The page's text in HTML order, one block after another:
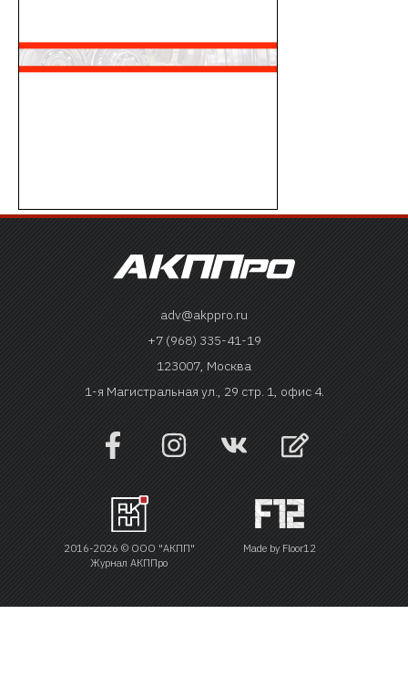
adv@akppro.ru
+7 (968) 335-41-19
123007, Москва
1-я Магистральная ул., 29 стр. 1, офис 4.
2016-2026 © ООО "АКПП"
Журнал АКППро
Made by Floor12